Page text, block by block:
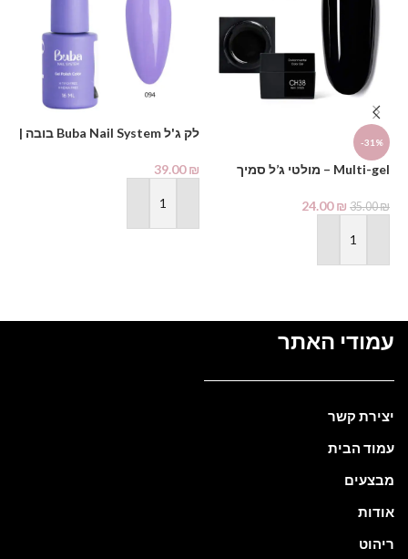
-31%
Multi-gel – מולטי ג’ל סמיך
35.00₪
24.00₪
הוספה לסל
לק ג'ל Buba Nail System בובה |
39.00₪
הוספה לסל
עמודי האתר
יצירת קשר
עמוד הבית
מבצעים
אודות
ריהוט